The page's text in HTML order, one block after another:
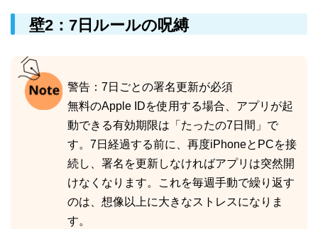
壁2：7日ルールの呪縛
警告：7日ごとの署名更新が必須
無料のApple IDを使用する場合、アプリが起
動できる有効期限は「たったの7日間」で
す。7日経過する前に、再度iPhoneとPCを接
続し、署名を更新しなければアプリは突然開
けなくなります。これを毎週手動で繰り返す
のは、想像以上に大きなストレスになりま
す。